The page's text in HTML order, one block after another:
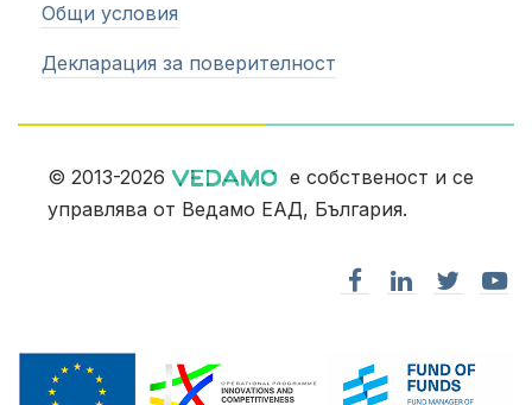
Общи условия
Декларация за поверителност
© 2013-2026
е собственост и се
управлява от Ведамо ЕАД, България.